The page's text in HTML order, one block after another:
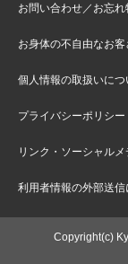
お問い合わせ／お忘れ
お身体の不自由なお客
個人情報の取扱いにつ
プライバシーポリシー
リンク・ソーシャル
利用者情報の外部送信
Copyright(c)